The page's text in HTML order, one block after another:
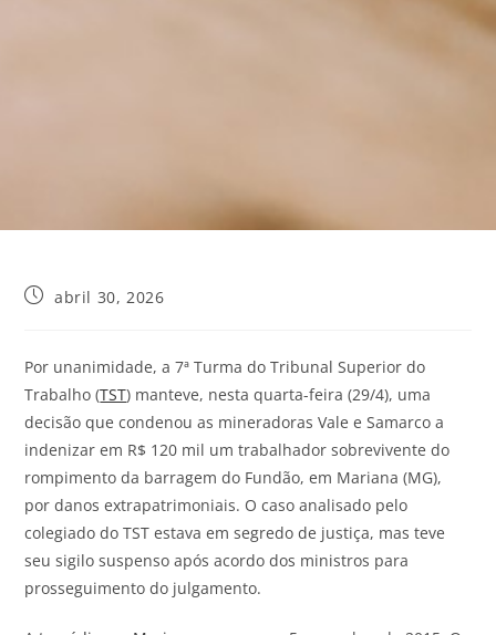
abril 30, 2026
Por unanimidade, a 7ª Turma do Tribunal Superior do
Trabalho (TST) manteve, nesta quarta-feira (29/4), uma
decisão que condenou as mineradoras Vale e Samarco a
indenizar em R$ 120 mil um trabalhador sobrevivente do
rompimento da barragem do Fundão, em Mariana (MG),
por danos extrapatrimoniais. O caso analisado pelo
colegiado do TST estava em segredo de justiça, mas teve
seu sigilo suspenso após acordo dos ministros para
prosseguimento do julgamento.